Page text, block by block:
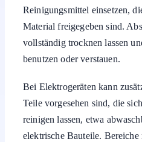
Reinigungsmittel einsetzen,
Material freigegeben sind.
vollständig trocknen lassen
benutzen oder verstauen.
Bei Elektrogeräten kann
Teile vorgesehen sind, die
reinigen lassen, etwa
elektrische Bauteile.